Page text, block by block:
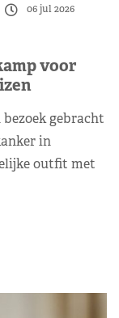
06 jul 2026
voor
gebracht
in
outfit met